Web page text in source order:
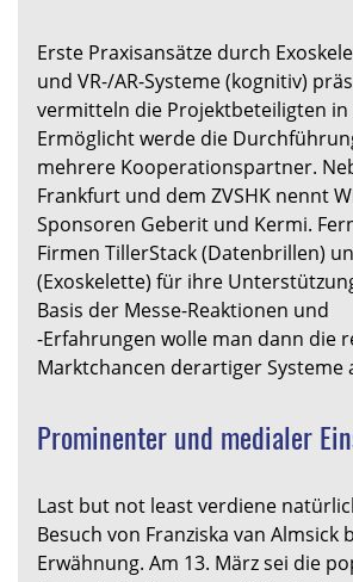
Erste Praxisansätze durch
und VR-/AR-Systeme (kognitiv)
vermitteln die Projektbeteiligten in
Ermöglicht werde die
mehrere Kooperationspartner.
Frankfurt und dem ZVSHK nennt
Sponsoren Geberit und Kermi.
Firmen TillerStack (Datenbrillen)
(Exoskelette) für ihre
Basis der Messe-Reaktionen und
-Erfahrungen wolle man dann die
Marktchancen derartiger Systeme
Prominenter und medialer
Last but not least verdiene
Besuch von Franziska van Almsick
Erwähnung. Am 13. März sei die